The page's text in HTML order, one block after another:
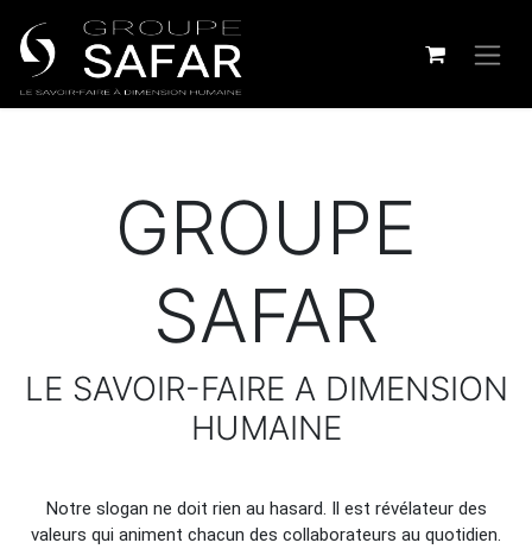
GROUPE
SAFAR
LE SAVOIR-FAIRE A DIMENSION
HUMAINE
Notre slogan ne doit rien au hasard. Il est révélateur des
valeurs qui animent chacun des collaborateurs au quotidien.